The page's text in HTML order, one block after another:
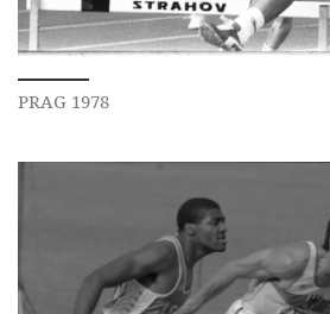
PRAG 1978